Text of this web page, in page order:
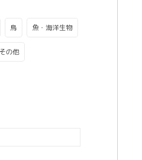
鳥 魚・海洋生物
その他